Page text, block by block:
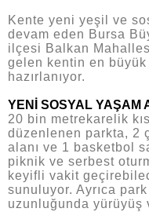
Kente yeni yeşil ve
devam eden Bursa
ilçesi Balkan
gelen kentin en
hazırlanıyor.
YENİ SOSYAL YAŞAM
20 bin metrekarelik
düzenlenen parkta, 2
alanı ve 1 basketbol
piknik ve serbest
keyifli vakit
sunuluyor. Ayrıca
uzunluğunda yürüyüş